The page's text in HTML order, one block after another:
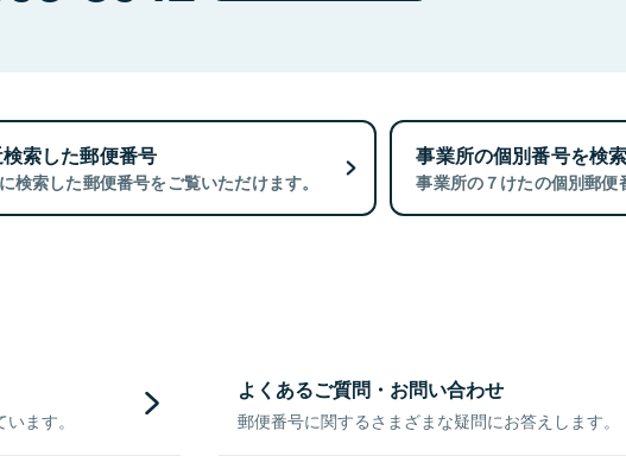
索した郵便番号
検索した郵便番号をご覧いただけます。
事業所の個別番号を検
事業所の７けたの個別郵便
ます。
よくあるご質問・お問い合わせ
郵便番号に関するさまざまな疑問にお答えします。